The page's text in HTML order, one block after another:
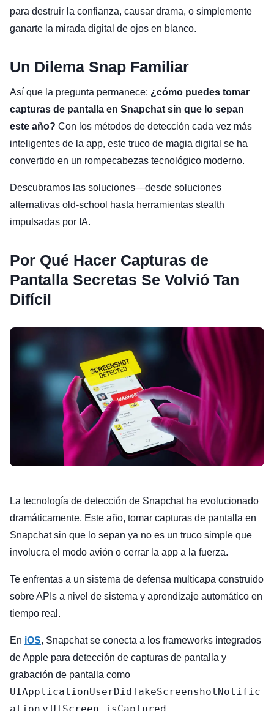
para destruir la confianza, causar drama, o simplemente
ganarte la mirada digital de ojos en blanco.
Un Dilema Snap Familiar
Así que la pregunta permanece: ¿cómo puedes tomar
capturas de pantalla en Snapchat sin que lo sepan
este año? Con los métodos de detección cada vez más
inteligentes de la app, este truco de magia digital se ha
convertido en un rompecabezas tecnológico moderno.
Descubramos las soluciones—desde soluciones
alternativas old-school hasta herramientas stealth
impulsadas por IA.
Por Qué Hacer Capturas de
Pantalla Secretas Se Volvió Tan
Difícil
La tecnología de detección de Snapchat ha evolucionado
dramáticamente. Este año, tomar capturas de pantalla en
Snapchat sin que lo sepan ya no es un truco simple que
involucra el modo avión o cerrar la app a la fuerza.
Te enfrentas a un sistema de defensa multicapa construido
sobre APIs a nivel de sistema y aprendizaje automático en
tiempo real.
En iOS, Snapchat se conecta a los frameworks integrados
de Apple para detección de capturas de pantalla y
grabación de pantalla como
UIApplicationUserDidTakeScreenshotNotific
y .